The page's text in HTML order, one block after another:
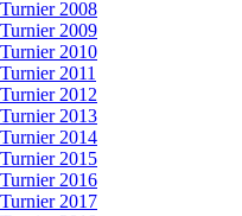
Turnier 2008
Turnier 2009
Turnier 2010
Turnier 2011
Turnier 2012
Turnier 2013
Turnier 2014
Turnier 2015
Turnier 2016
Turnier 2017